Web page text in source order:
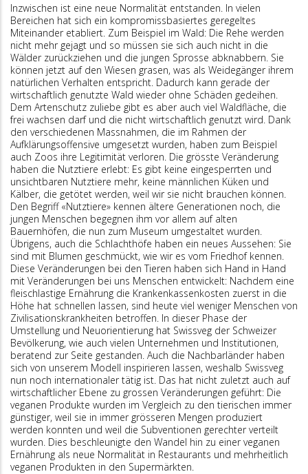
Inzwischen ist eine neue Normalität entstanden. In vielen
Bereichen hat sich ein kompromissbasiertes geregeltes
Miteinander etabliert. Zum Beispiel im Wald: Die Rehe werden
nicht mehr gejagt und so müssen sie sich auch nicht in die
Wälder zurückziehen und die jungen Sprosse abknabbern. Sie
können jetzt auf den Wiesen grasen, was als Weidegänger ihrem
natürlichen Verhalten entspricht. Dadurch kann gerade der
wirtschaftlich genutzte Wald wieder ohne Schäden gedeihen.
Dem Artenschutz zuliebe gibt es aber auch viel Waldfläche, die
frei wachsen darf und die nicht wirtschaftlich genutzt wird. Dank
den verschiedenen Massnahmen, die im Rahmen der
Aufklärungsoffensive umgesetzt wurden, haben zum Beispiel
auch Zoos ihre Legitimität verloren. Die grösste Veränderung
haben die Nutztiere erlebt: Es gibt keine eingesperrten und
unsichtbaren Nutztiere mehr, keine männlichen Küken und
Kälber, die getötet werden, weil wir sie nicht brauchen können.
Den Begriff «Nutztiere» kennen ältere Generationen noch, die
jungen Menschen begegnen ihm vor allem auf alten
Bauernhöfen, die nun zum Museum umgestaltet wurden.
Übrigens, auch die Schlachthöfe haben ein neues Aussehen: Sie
sind mit Blumen geschmückt, wie wir es vom Friedhof kennen.
Diese Veränderungen bei den Tieren haben sich Hand in Hand
mit Veränderungen bei uns Menschen entwickelt: Nachdem eine
fleischlastige Ernährung die Krankenkassenkosten zuerst in die
Höhe hat schnellen lassen, sind heute viel weniger Menschen von
Zivilisationskrankheiten betroffen. In dieser Phase der
Umstellung und Neuorientierung hat Swissveg der Schweizer
Bevölkerung, wie auch vielen Unternehmen und Institutionen,
beratend zur Seite gestanden. Auch die Nachbarländer haben
sich von unserem Modell inspirieren lassen, weshalb Swissveg
nun noch internationaler tätig ist. Das hat nicht zuletzt auch auf
wirtschaftlicher Ebene zu grossen Veränderungen geführt: Die
veganen Produkte wurden im Vergleich zu den tierischen immer
günstiger, weil sie in immer grösseren Mengen produziert
werden konnten und weil die Subventionen gerechter verteilt
wurden. Dies beschleunigte den Wandel hin zu einer veganen
Ernährung als neue Normalität in Restaurants und mehrheitlich
veganen Produkten in den Supermärkten.